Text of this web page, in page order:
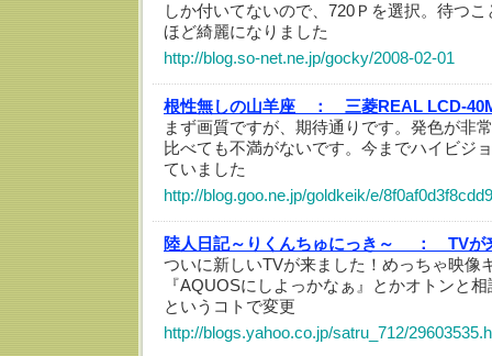
しか付いてないので、720Ｐを選択。待つ
ほど綺麗になりました
http://blog.so-net.ne.jp/gocky/2008-02-01
根性無しの山羊座 ：
三菱REAL LCD-
まず画質ですが、期待通りです。発色が非
比べても不満がないです。今までハイビジ
ていました
http://blog.goo.ne.jp/goldkeik/e/
陸人日記～りくんちゅにっき～ ：
TVが
ついに新しいTVが来ました！めっちゃ映像
『AQUOSにしよっかなぁ』とかオトンと
というコトで変更
http://blogs.yahoo.co.jp/satru_712/